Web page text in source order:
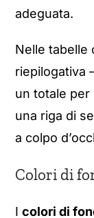
adeguata.
Nelle tabelle
riepilogativa
un totale per
una riga di
a colpo
Colori di
Icolori di